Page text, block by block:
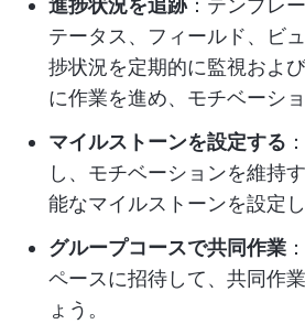
進捗状況を追跡：テンプレ
テータス、フィールド、ビ
捗状況を定期的に監視およ
に作業を進め、モチベーシ
マイルストーンを設定する
し、モチベーションを維持
能なマイルストーンを設定し
グループコースで共同作業
ペースに招待して、共同作
ょう。